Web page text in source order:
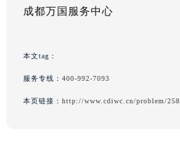
成都万国服务中心
本文tag：
服务专线： 400-992-7093
本页链接： http://www.cdiwc.cn/problem/